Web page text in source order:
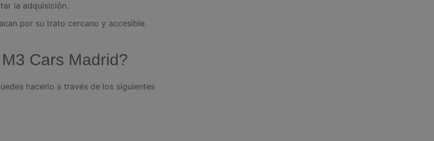
la adquisición.
por su trato cercano y accesible.
Cars Madrid?
hacerlo a través de los siguientes